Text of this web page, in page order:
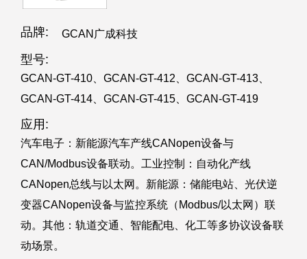
品牌: GCAN广成科技
型号:
GCAN-GT-410、GCAN-GT-412、GCAN-GT-413、
GCAN-GT-414、GCAN-GT-415、GCAN-GT-419
应用:
汽车电子：新能源汽车产线CANopen设备与
CAN/Modbus设备联动。工业控制：自动化产线
CANopen总线与以太网。新能源：储能电站、光伏逆
变器CANopen设备与监控系统（Modbus/以太网）联
动。其他：轨道交通、智能配电、化工等多协议设备联
动场景。